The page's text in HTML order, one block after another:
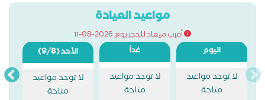
مواعيد العيادة
أقرب ميعاد للحجز يوم 2026-08-11
اليوم
لا توجد مواعيد
متاحة
غداً
لا توجد مواعيد
متاحة
الأحد(9/8)
لا توجد مواعيد
متاحة